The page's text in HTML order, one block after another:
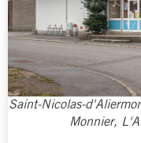
Saint-Nicolas-
Monnier,